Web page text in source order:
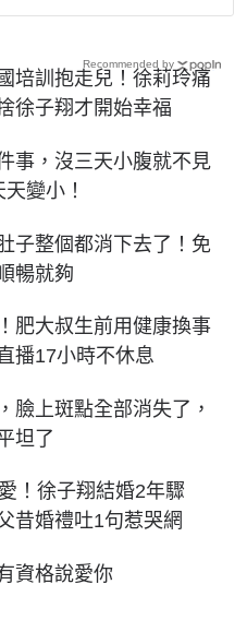
培訓抱走兒！徐莉玲痛
徐子翔才開始幸福
事，沒三天小腹就不見
變小！
子整個都消下去了！免
暢就夠
肥大叔生前用健康換事
播17小時不休息
臉上斑點全部消失了，
坦了
！徐子翔結婚2年驟
婚禮吐1句惹哭網
資格說愛你
Recommended by